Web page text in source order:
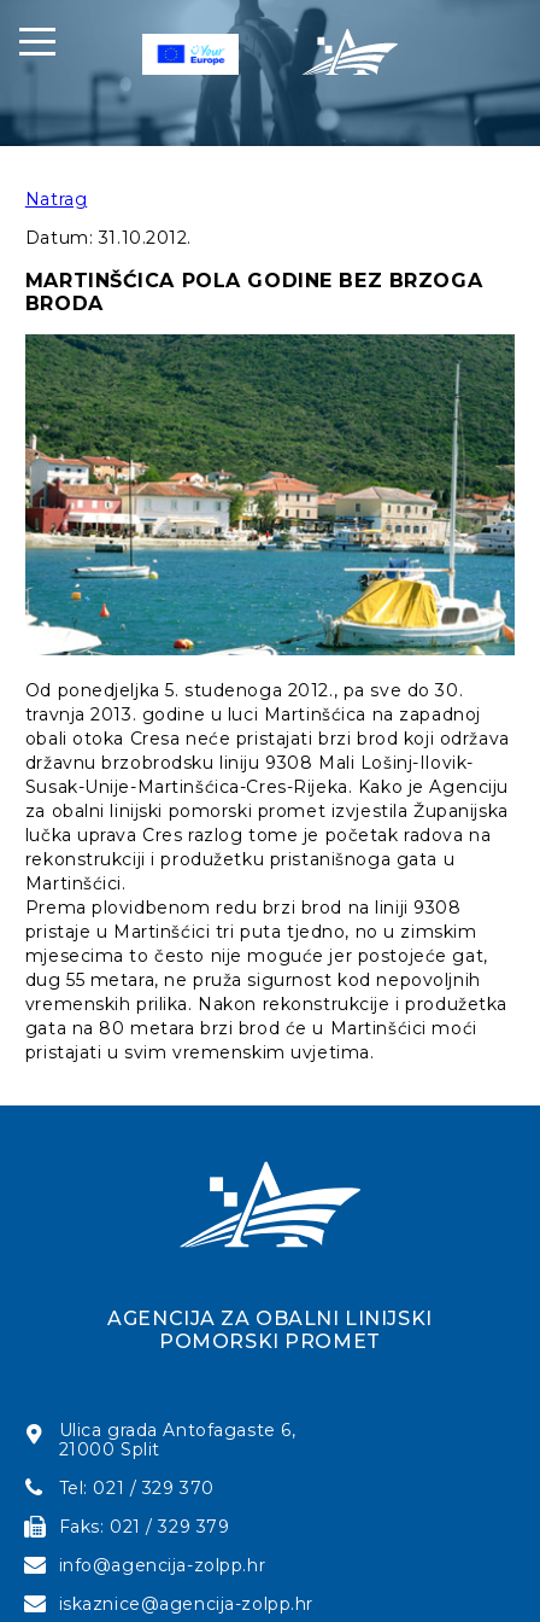
Natrag
Datum:31.10.2012.
MARTINŠĆICA POLA GODINE BEZ BRZOGA
BRODA
Od ponedjeljka 5. studenoga 2012., pa sve do 30.
travnja 2013. godine u luci Martinšćica na zapadnoj
obali otoka Cresa neće pristajati brzi brod koji održava
državnu brzobrodsku liniju 9308 Mali Lošinj-Ilovik-
Susak-Unije-Martinšćica-Cres-Rijeka. Kako je Agenciju
za obalni linijski pomorski promet izvjestila Županijska
lučka uprava Cres razlog tome je početak radova na
rekonstrukciji i produžetku pristanišnoga gata u
Martinšćici.
Prema plovidbenom redu brzi brod na liniji 9308
pristaje u Martinšćici tri puta tjedno, no u zimskim
mjesecima to često nije moguće jer postojeće gat,
dug 55 metara, ne pruža sigurnost kod nepovoljnih
vremenskih prilika. Nakon rekonstrukcije i produžetka
gata na 80 metara brzi brod će u Martinšćici moći
pristajati u svim vremenskim uvjetima.
AGENCIJA ZA OBALNI LINIJSKI
POMORSKI PROMET
Ulica grada Antofagaste 6,
21000 Split
Tel: 021 / 329 370
Faks: 021 / 329 379
info@agencija-zolpp.hr
iskaznice@agencija-zolpp.hr